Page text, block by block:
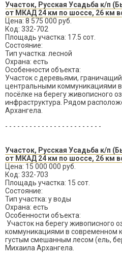
Участок, Русская Усадьба к/п
от МКАД 24 км по шоссе, 26 км
Цена: 8 575 000 руб.
Код: 332-702
Площадь участка: 17.5 сот.
Состояние:
Тип участка: лесной
Охрана: есть
Особенности объекта:
Участок с деревьями,
центральными коммуникациями
посёлке на берегу живописного
инфраструктура. Рядом
Архангела.
- - - - - - - - - - - - - - - - - - - - - - - -
Участок, Русская Усадьба к/п
от МКАД 24 км по шоссе, 26 км
Цена: 15 000 000 руб.
Код: 332-703
Площадь участка: 15 сот.
Состояние:
Тип участка: у воды
Охрана: есть
Особенности объекта:
Участок на берегу живописного
коммуникациями в современном
густым смешанным лесом (ель,
Михаила Архангела.